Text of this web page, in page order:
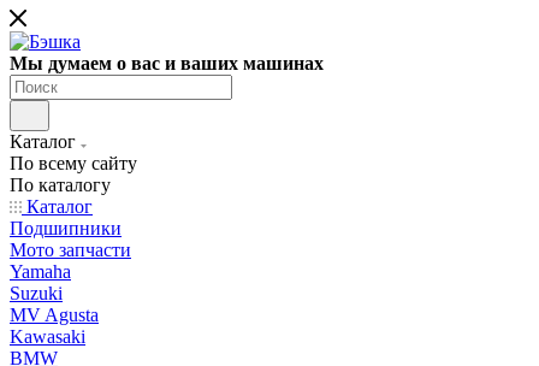
Мы думаем о вас и ваших машинах
Каталог
По всему сайту
По каталогу
Каталог
Подшипники
Мото запчасти
Yamaha
Suzuki
MV Agusta
Kawasaki
BMW